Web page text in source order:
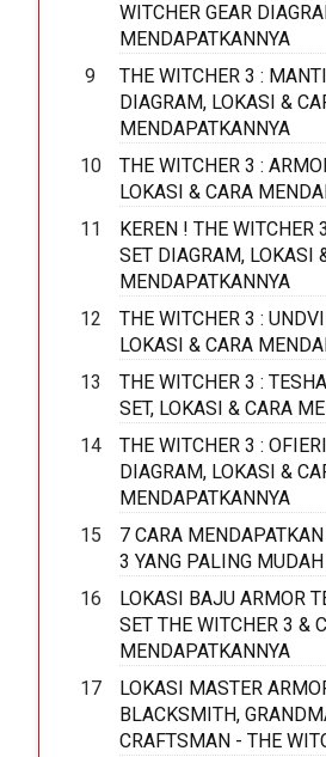
WITCHER GEAR
MENDAPATKANNYA
THE WITCHER 3 :
DIAGRAM, LOKASI &
MENDAPATKANNYA
THE WITCHER 3 :
LOKASI & CARA
KEREN ! THE WITCHER
SET DIAGRAM, LOKASI
MENDAPATKANNYA
THE WITCHER 3 :
LOKASI & CARA
THE WITCHER 3 :
SET, LOKASI & CARA
THE WITCHER 3 :
DIAGRAM, LOKASI &
MENDAPATKANNYA
7 CARA
3 YANG PALING
LOKASI BAJU ARMOR
SET THE WITCHER 3 &
MENDAPATKANNYA
LOKASI MASTER
BLACKSMITH,
CRAFTSMAN - THE